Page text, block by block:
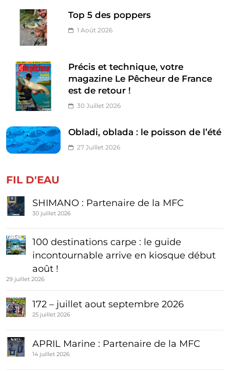
Top 5 des poppers
1 Août 2026
Précis et technique, votre
magazine Le Pêcheur de France
est de retour !
30 Juillet 2026
Obladi, oblada : le poisson de l’été
27 Juillet 2026
FIL D'EAU
SHIMANO : Partenaire de la MFC
30 juillet 2026
100 destinations carpe : le guide
incontournable arrive en kiosque début
août !
29 juillet 2026
172 – juillet aout septembre 2026
25 juillet 2026
APRIL Marine : Partenaire de la MFC
14 juillet 2026